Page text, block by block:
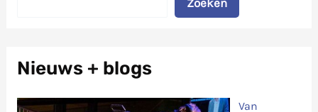
Zoeken
Nieuws + blogs
Van